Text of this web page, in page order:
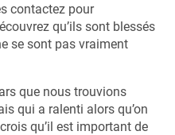
contactez pour
qu’ils sont blessés
se sont pas vraiment
que nous trouvions
qui a ralenti alors qu’on
qu’il est important de